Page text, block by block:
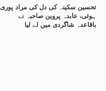
تحسین سکینہ کی دل کی مراد پوری
ہوئی، عابدہ پروین صاحبہ نے
باقاعدہ شاگردی میں لے لیا